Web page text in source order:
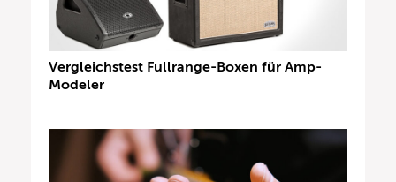
Vergleichstest Fullrange-Boxen für Amp-
Modeler